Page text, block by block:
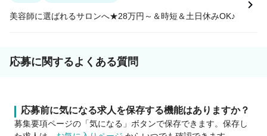
美容師に選ばれるサロンへ★28万円～＆時短＆土日休みOK♪
応募に関するよくある質問
応募前に気になる求人を保存する機能はありますか？
募集要項ページの「気になる」ボタンで保存できます。保存し